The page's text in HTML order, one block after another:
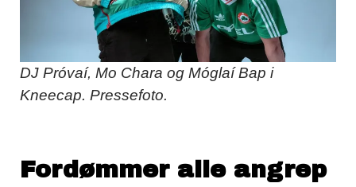
DJ Próvaí, Mo Chara og Móglaí Bap i
Kneecap. Pressefoto.
Fordømmer alle angrep